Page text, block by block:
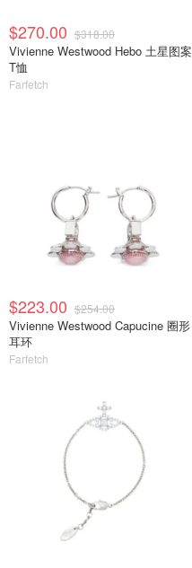
$270.00 $318.00
Vivienne Westwood Hebo 土星图案
T恤
Farfetch
$223.00 $254.00
Vivienne Westwood Capucine 圈形
耳环
Farfetch